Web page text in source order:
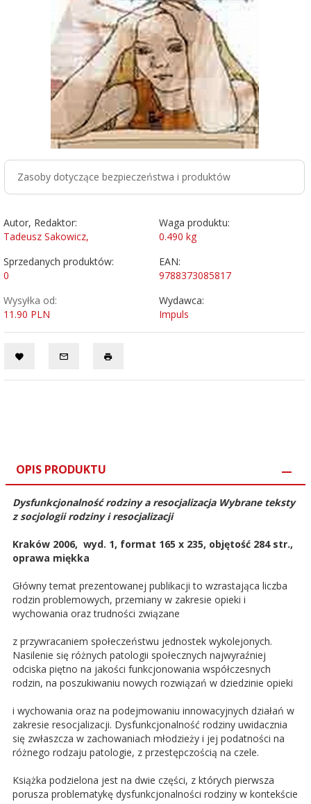
Zasoby dotyczące bezpieczeństwa i produktów
Autor, Redaktor:
Tadeusz Sakowicz,
Waga produktu:
0.490 kg
Sprzedanych produktów:
0
EAN:
9788373085817
Wysyłka od:
11.90 PLN
Wydawca:
Impuls
OPIS PRODUKTU
Dysfunkcjonalność rodziny a resocjalizacja Wybrane teksty
z socjologii rodziny i resocjalizacji
Kraków 2006, wyd. 1, format 165 x 235, objętość 284 str.,
oprawa miękka
Główny temat prezentowanej publikacji to wzrastająca liczba
rodzin problemowych, przemiany w zakresie opieki i
wychowania oraz trudności związane
z przywracaniem społeczeństwu jednostek wykolejonych.
Nasilenie się różnych patologii społecznych najwyraźniej
odciska piętno na jakości funkcjonowania współczesnych
rodzin, na poszukiwaniu nowych rozwiązań w dziedzinie opieki
i wychowania oraz na podejmowaniu innowacyjnych działań w
zakresie resocjalizacji. Dysfunkcjonalność rodziny uwidacznia
się zwłaszcza w zachowaniach młodzieży i jej podatności na
różnego rodzaju patologie, z przestępczością na czele.
Książka podzielona jest na dwie części, z których pierwsza
porusza problematykę dysfunkcjonalności rodziny w kontekście